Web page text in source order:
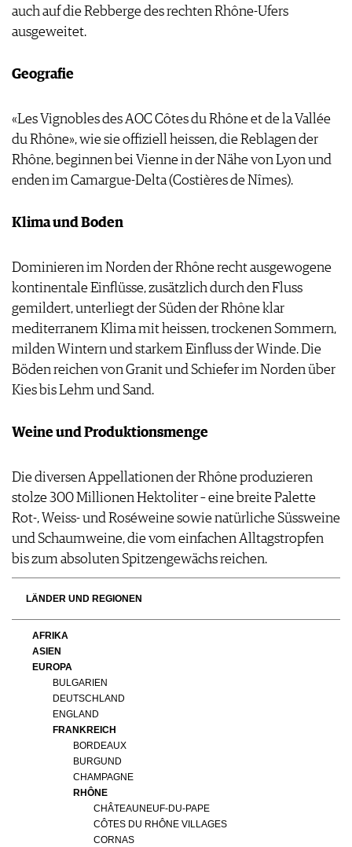
auch auf die Rebberge des rechten Rhône-Ufers
ausgeweitet.
Geografie
«Les Vignobles des AOC Côtes du Rhône et de la Vallée
du Rhône», wie sie offiziell heissen, die Reblagen der
Rhône, beginnen bei Vienne in der Nähe von Lyon und
enden im Camargue-Delta (Costières de Nîmes).
Klima und Boden
Dominieren im Norden der Rhône recht ausgewogene
kontinentale Einflüsse, zusätzlich durch den Fluss
gemildert, unterliegt der Süden der Rhône klar
mediterranem Klima mit heissen, trockenen Sommern,
milden Wintern und starkem Einfluss der Winde. Die
Böden reichen von Granit und Schiefer im Norden über
Kies bis Lehm und Sand.
Weine und Produktionsmenge
Die diversen Appellationen der Rhône produzieren
stolze 300 Millionen Hektoliter – eine breite Palette
Rot-, Weiss- und Roséweine sowie natürliche Süssweine
und Schaumweine, die vom einfachen Alltagstropfen
bis zum absoluten Spitzengewächs reichen.
LÄNDER UND REGIONEN
AFRIKA
ASIEN
EUROPA
BULGARIEN
DEUTSCHLAND
ENGLAND
FRANKREICH
BORDEAUX
BURGUND
CHAMPAGNE
RHÔNE
CHÂTEAUNEUF-DU-PAPE
CÔTES DU RHÔNE VILLAGES
CORNAS